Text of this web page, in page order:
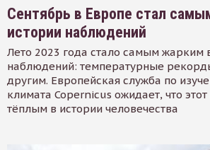
Сентябрь в Европе стал
истории наблюдений
Лето 2023 года стало самым жарким
наблюдений: температурные
другим. Европейская служба по
климата Copernicus ожидает, что
тёплым в истории человечества